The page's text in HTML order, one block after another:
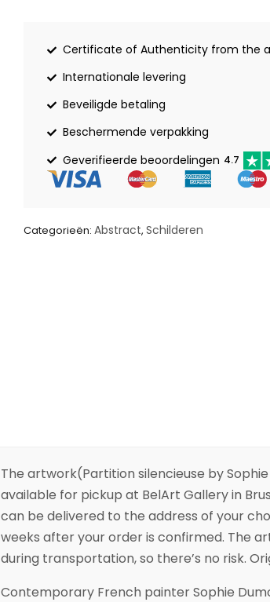
Certificate of Authenticity from the
Internationale levering
Beveiligde betaling
Beschermende verpakking
Geverifieerde beoordelingen 4.7
Categorieën: Abstract, Schilderen
The artwork(Partition silencieuse by
available for pickup at BelArt Gallery in
can be delivered to the address of your
weeks after your order is confirmed. The
during transportation, so there’s no risk.
Contemporary French painter Sophie